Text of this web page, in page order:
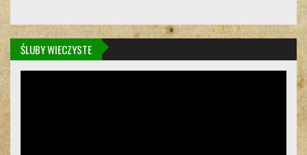
ŚLUBY WIECZYSTE